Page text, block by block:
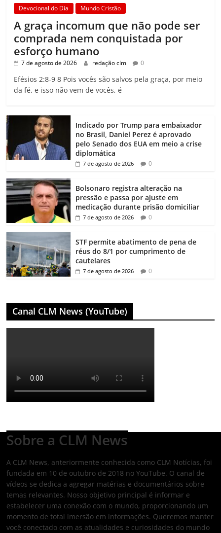
Devocional do Dia Mundo Cristão
A graça incomum que não pode ser
comprada nem conquistada por
esforço humano
7 de agosto de 2026 redação clm 0
Efésios 2:8-9 8 Pois vocês são salvos pela graça, por meio
da fé, e isso não vem de vocês, é
Indicado por Trump para embaixador
no Brasil, Daniel Perez é aprovado
pelo Senado dos EUA em meio a crise
diplomática
7 de agosto de 2026 0
Bolsonaro registra alteração na
pressão e passa por ajuste em
medicação durante prisão domiciliar
7 de agosto de 2026 0
STF permite abatimento de pena de
réus do 8/1 por cumprimento de
cautelares
7 de agosto de 2026 0
Canal CLM News (YouTube)
Sobre a CLM News
A CLM News, anteriormente conhecida como CLM Notícias, foi
fundada em 10 de outubro de 2018 no YouTube. O canal de
vídeos se dedica a agregar matérias e documentários sobre
temas relevantes. Nosso objetivo principal é informar e
estabelecer uma conexão com o mundo, proporcionando um
momento de total imersão em informações. Queremos manter
você conectado com as atualidades e curiosidades do mundo